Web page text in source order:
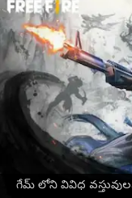
గేమ్ లోని వివిధ
మార్చి 18న
కోడ్స్
వ్రాసిన వారు Nishkala Sathivada
ఈ వార్తాకథనం ఏంటి
Garena
మాక్స్ ని
స్టోర్‌లో 100